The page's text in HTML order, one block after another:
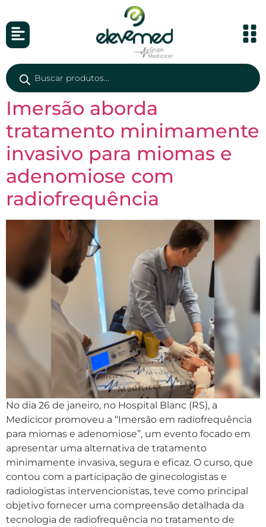
Imersão aborda
tratamento minimamente
invasivo para miomas e
adenomiose com
radiofrequência
No dia 26 de janeiro, no Hospital Blanc (RS), a
Medicicor promoveu a “Imersão em radiofrequência
para miomas e adenomiose”, um evento focado em
apresentar uma alternativa de tratamento
minimamente invasiva, segura e eficaz. O curso, que
contou com a participação de ginecologistas e
radiologistas intervencionistas, teve como principal
objetivo fornecer uma compreensão detalhada da
tecnologia de radiofrequência no tratamento de